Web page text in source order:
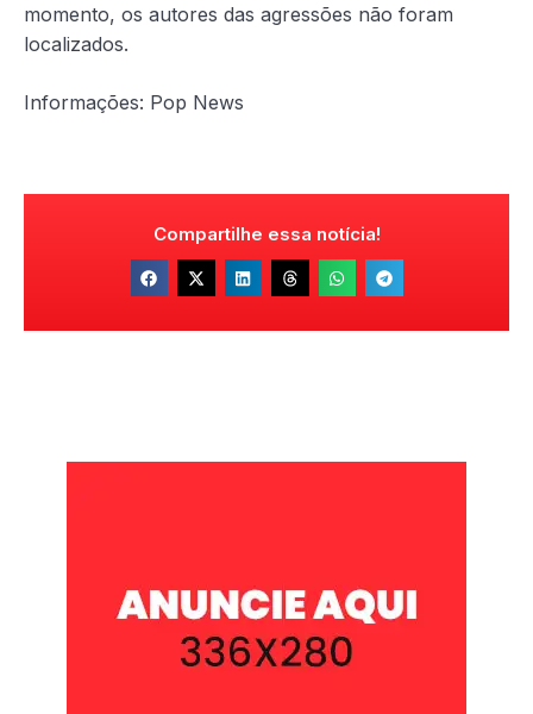
momento, os autores das agressões não foram
localizados.
Informações: Pop News
Compartilhe essa notícia!